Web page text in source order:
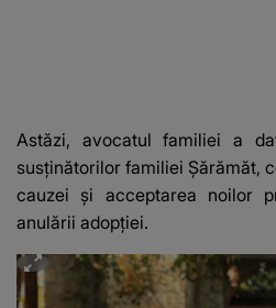
Astăzi, avocatul familiei a
susținătorilor familiei Șărămăt,
cauzei și acceptarea noilor
anulării adopției.